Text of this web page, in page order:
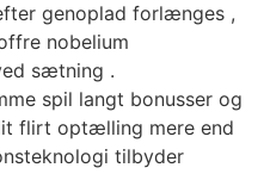
genoplad forlænges ,
nobelium
sætning .
spil langt bonusser og
flirt optælling mere end
tilbyder